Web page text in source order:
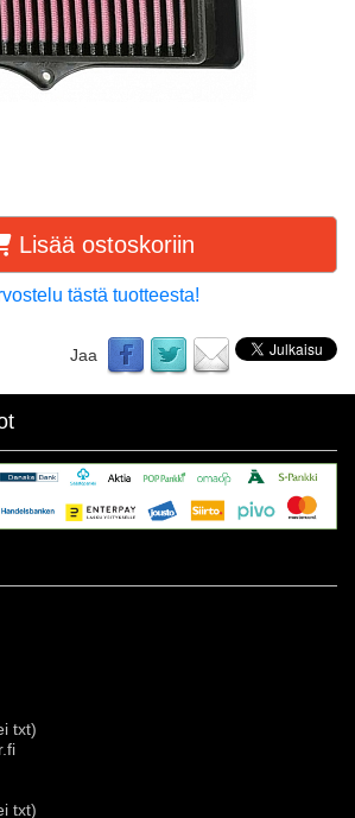
Lisää ostoskoriin
tästä tuotteesta!
Jaa
txt)
txt)